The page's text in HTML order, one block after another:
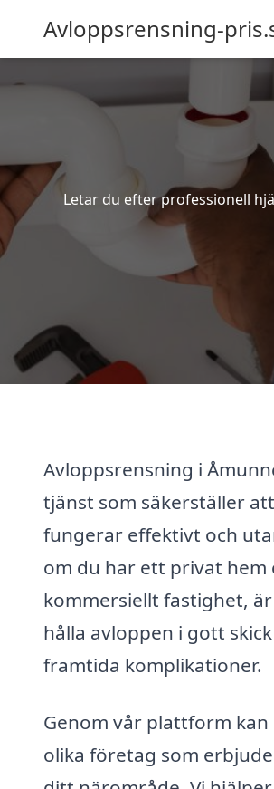
Avloppsrensning-
Letar du efter professionell
Avloppsrensning i
tjänst som säkerställer
fungerar effektivt och
om du har ett privat hem
kommersiellt fastighet,
hålla avloppen i gott
framtida komplikationer.
Genom vår plattform
olika företag som